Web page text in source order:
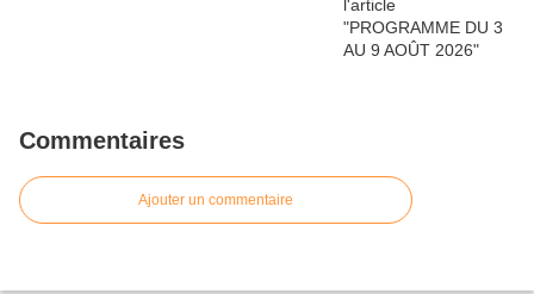
Commentaires
Ajouter un commentaire